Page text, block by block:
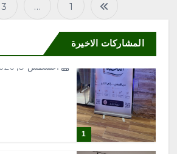
ت
ع
د
1
…
3
المشاركات الاخيرة
1
«هزّ النخلة.. من
تجمع الملهمين
منتجع السلاطين
أغسطس 8, 2026